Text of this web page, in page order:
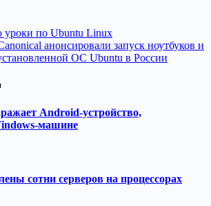
уроки по Ubuntu Linux
анонсировали запуск ноутбуков и
ОС Ubuntu в России
Android-устройство,
машине
сотни серверов на процессорах